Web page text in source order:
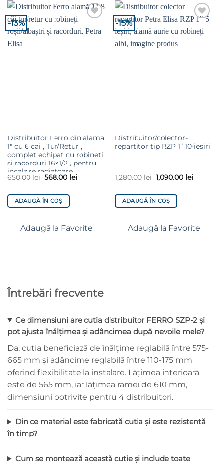
-13%
Adaugă la
Favorite
Distribuitor Ferro din alama
1″ cu 6 cai , Tur/Retur ,
complet echipat cu robineti
si racorduri 16×1/2 , pentru
incalzire radiatoare
650.00lei 568.00 lei
ADAUGĂ ÎN COȘ
Adaugă la Favorite
-15%
Favorite
Distribuitor/colector-
repartitor tip RZP 1” 10-iesiri
1,280.00lei 1,090.00 lei
ADAUGĂ ÎN COȘ
Adaugă la Favorite
Întrebări frecvente
Ce dimensiuni are cutia distribuitor FERRO SZP-2 și
pot ajusta înălțimea și adâncimea după nevoile mele?
Da, cutia beneficiază de înălțime reglabilă între 575-
665 mm și adâncime reglabilă între 110-175 mm,
oferind flexibilitate la instalare. Lățimea interioară
este de 565 mm, iar lățimea ramei de 610 mm,
dimensiuni potrivite pentru 4 distribuitori.
Din ce material este fabricată cutia și este rezistentă
în timp?
Cum se montează această cutie și include toate